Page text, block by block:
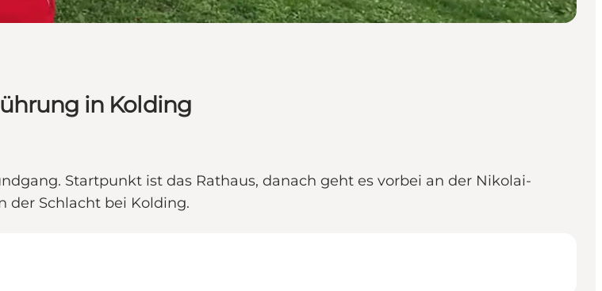
in Kolding
Startpunkt ist das Rathaus, danach geht es vorbei an der Nikolai-
der Schlacht bei Kolding.